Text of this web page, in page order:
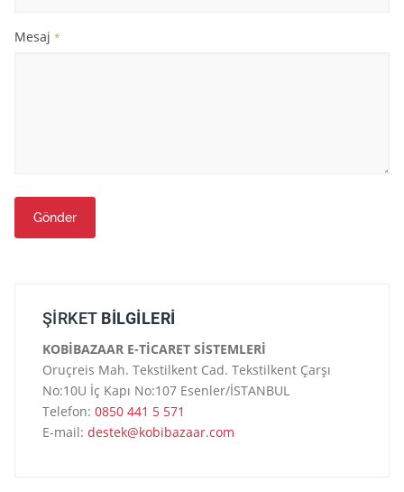
Mesaj *
Gönder
ŞİRKET BİLGİLERİ
KOBİBAZAAR E-TİCARET SİSTEMLERİ
Oruçreis Mah. Tekstilkent Cad. Tekstilkent Çarşı
No:10U İç Kapı No:107 Esenler/İSTANBUL
Telefon: 0850 441 5 571
E-mail: destek@kobibazaar.com